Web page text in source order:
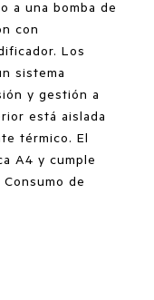
a una bomba de
con
Los
sistema
y gestión a
está aislada
térmico. El
A4 y cumple
de